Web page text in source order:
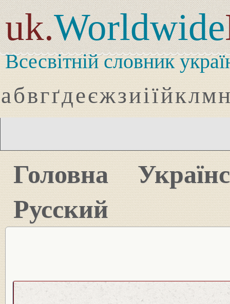
uk.Worldwide
Всесвітній словник
абвгґдеєжзиіїйклмн
Головна
Русский